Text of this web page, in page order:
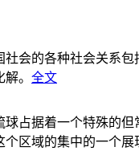
会的各种社会关系
。 全文
占据着一个特殊的
区域的集中的一个展